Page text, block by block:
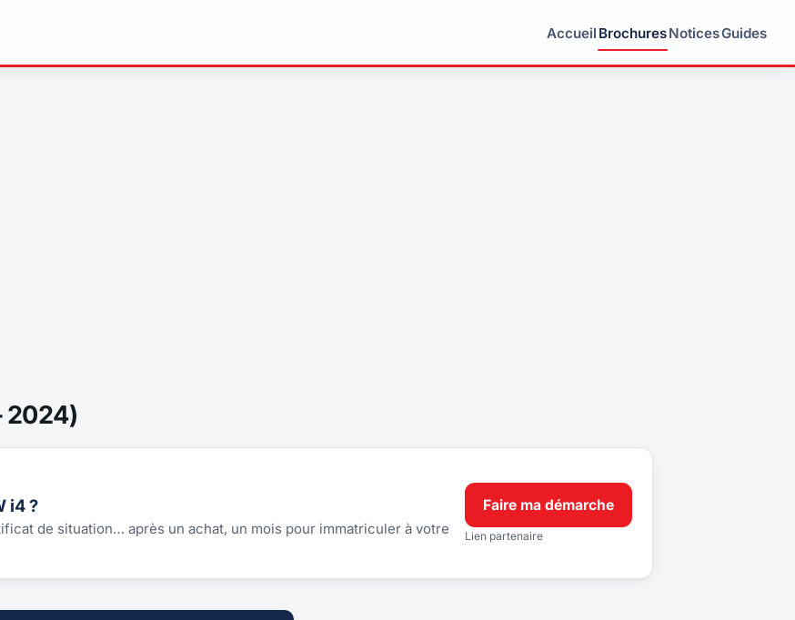
Accueil BrochuresNoticesGuides
2024)
i4 ?
de situation… après un achat, un mois pour immatriculer à votre
Faire ma démarche
Lien partenaire